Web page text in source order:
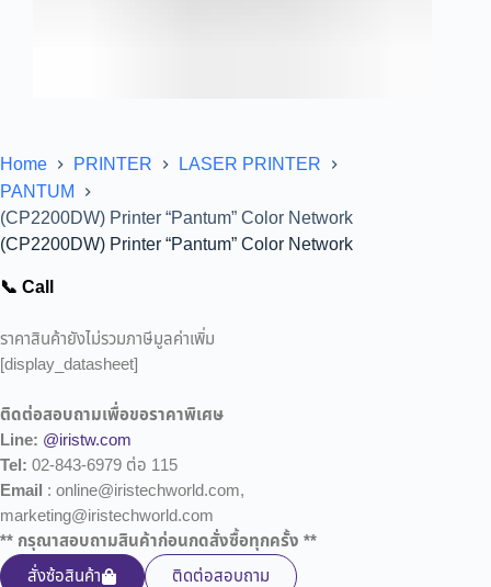
Home PRINTER
LASER PRINTER
PANTUM
(CP2200DW) Printer “Pantum” Color Network
(CP2200DW) Printer “Pantum” Color Network
📞 Call
ราคาสินค้ายังไม่รวมภาษีมูลค่าเพิ่ม
[display_datasheet]
ติดต่อสอบถามเพื่อขอราคาพิเศษ
Line: @iristw.com
Tel: 02-843-6979 ต่อ 115
Email : online@iristechworld.com,
marketing@iristechworld.com
** กรุณาสอบถามสินค้าก่อนกดสั่งซื้อทุกครั้ง **
สั่งซ้อสินค้า
ติดต่อสอบถาม